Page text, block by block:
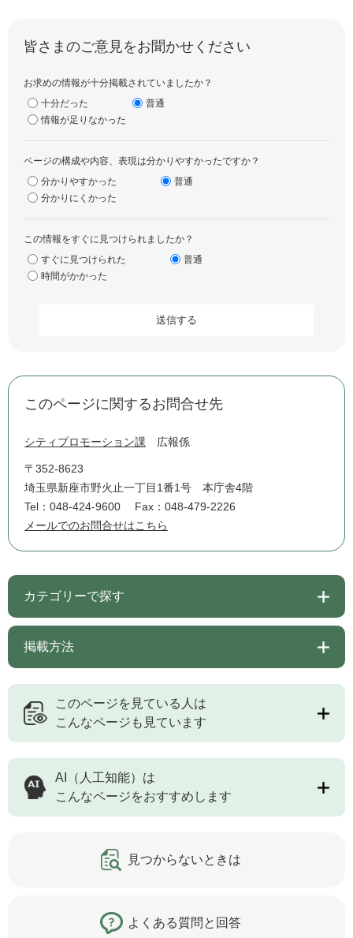
皆さまのご意見をお聞かせください
お求めの情報が十分掲載されていましたか？
十分だった
普通
情報が足りなかった
ページの構成や内容、表現は分かりやすかったですか？
分かりやすかった
普通
分かりにくかった
この情報をすぐに見つけられましたか？
すぐに見つけられた
普通
時間がかかった
このページに関するお問合せ先
シティプロモーション課 広報係
〒352-8623
埼玉県新座市野火止一丁目1番1号 本庁舎4階
Tel：048-424-9600
Fax：048-479-2226
メールでのお問合せはこちら
カテゴリーで探す
掲載方法
このページを見ている人は
こんなページも見ています
AI（人工知能）は
こんなページをおすすめします
見つからないときは
よくある質問と回答